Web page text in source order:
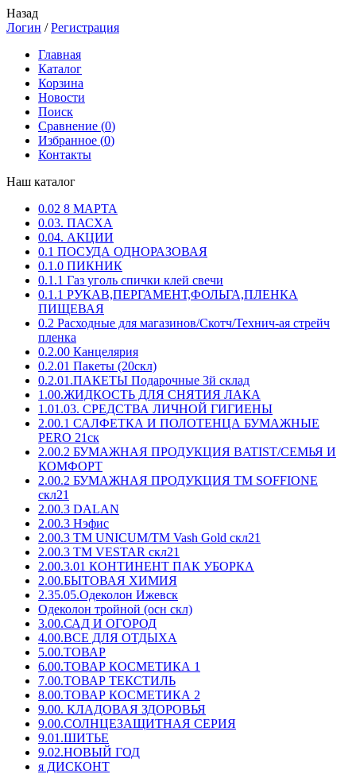
Назад
Логин /Регистрация
Главная
Каталог
Корзина
Новости
Поиск
Сравнение (0)
Избранное (0)
Контакты
Наш каталог
0.02 8 МАРТА
0.03. ПАСХА
0.04. АКЦИИ
0.1 ПОСУДА ОДНОРАЗОВАЯ
0.1.0 ПИКНИК
0.1.1 Газ уголь спички клей свечи
0.1.1 РУКАВ,ПЕРГАМЕНТ,ФОЛЬГА,ПЛЕНКА
ПИЩЕВАЯ
0.2 Расходные для магазинов/Скотч/Технич-ая стрейч
пленка
0.2.00 Канцелярия
0.2.01 Пакеты (20скл)
0.2.01.ПАКЕТЫ Подарочные 3й склад
1.00.ЖИДКОСТЬ ДЛЯ СНЯТИЯ ЛАКА
1.01.03. СРЕДСТВА ЛИЧНОЙ ГИГИЕНЫ
2.00.1 САЛФЕТКА И ПОЛОТЕНЦА БУМАЖНЫЕ
PERO 21ск
2.00.2 БУМАЖНАЯ ПРОДУКЦИЯ BATIST/СЕМЬЯ И
КОМФОРТ
2.00.2 БУМАЖНАЯ ПРОДУКЦИЯ ТМ SOFFIONE
скл21
2.00.3 DALAN
2.00.3 Нэфис
2.00.3 ТМ UNICUM/ТМ Vash Gold скл21
2.00.3 ТМ VESTAR скл21
2.00.3.01 КОНТИНЕНТ ПАК УБОРКА
2.00.БЫТОВАЯ ХИМИЯ
2.35.05.Одеколон Ижевск
Одеколон тройной (осн скл)
3.00.САД И ОГОРОД
4.00.ВСЕ ДЛЯ ОТДЫХА
5.00.ТОВАР
6.00.ТОВАР КОСМЕТИКА 1
7.00.ТОВАР ТЕКСТИЛЬ
8.00.ТОВАР КОСМЕТИКА 2
9.00. КЛАДОВАЯ ЗДОРОВЬЯ
9.00.СОЛНЦЕЗАЩИТНАЯ СЕРИЯ
9.01.ШИТЬЕ
9.02.НОВЫЙ ГОД
я ДИСКОНТ